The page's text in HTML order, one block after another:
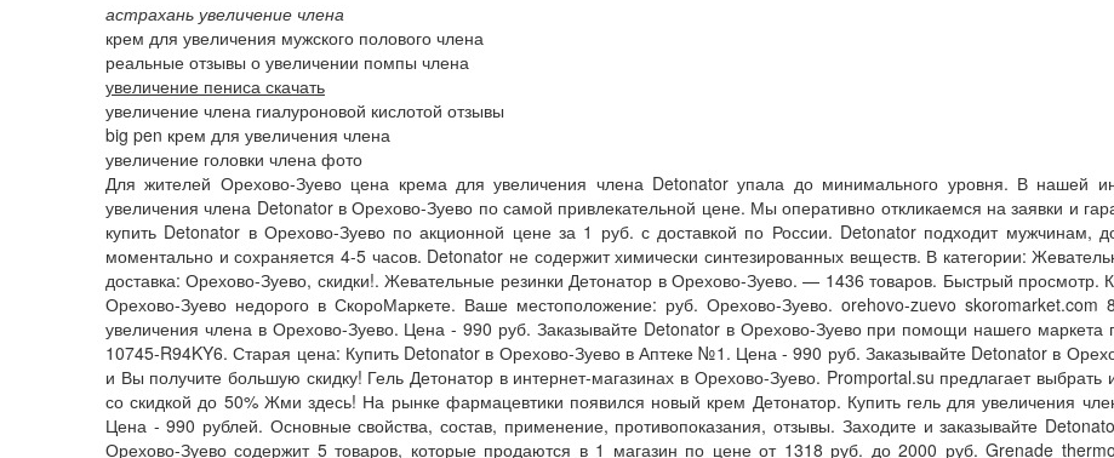
астрахань увеличение члена
крем для увеличения мужского полового члена
реальные отзывы о увеличении помпы члена
увеличение пениса скачать
увеличение члена гиалуроновой кислотой отзывы
big pen крем для увеличения члена
увеличение головки члена фото
Для жителей Орехово-Зуево цена крема для увеличения члена Detonator упала до минимального уровня. В нашей
увеличения члена Detonator в Орехово-Зуево по самой привлекательной цене. Мы оперативно откликаемся на заявки и
купить Detonator в Орехово-Зуево по акционной цене за 1 руб. с доставкой по России. Detonator подходит мужчинам,
моментально и сохраняется 4-5 часов. Detonator не содержит химически синтезированных веществ. В категории:
доставка: Орехово-Зуево, скидки!. Жевательные резинки Детонатор в Орехово-Зуево. — 1436 товаров. Быстрый просмотр.
Орехово-Зуево недорого в СкороМаркете. Ваше местоположение: руб. Орехово-Зуево. orehovo-zuevo
увеличения члена в Орехово-Зуево. Цена - 990 руб. Заказывайте Detonator в Орехово-Зуево при помощи нашего маркета
10745-R94KY6. Старая цена: Купить Detonator в Орехово-Зуево в Аптеке №1. Цена - 990 руб. Заказывайте Detonator в
и Вы получите большую скидку! Гель Детонатор в интернет-магазинах в Орехово-Зуево. Promportal.su предлагает
со скидкой до 50% Жми здесь! На рынке фармацевтики появился новый крем Детонатор. Купить гель для увеличения
Цена - 990 рублей. Основные свойства, состав, применение, противопоказания, отзывы. Заходите и заказывайте
Орехово-Зуево содержит 5 товаров, которые продаются в 1 магазин по цене от 1318 руб. до 2000 руб. Grenade